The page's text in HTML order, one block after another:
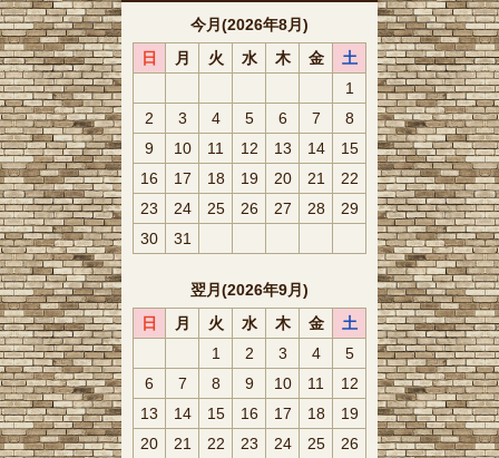
今月(2026年8月)
日
月 火 水 木 金
土
1
2
3 4 5 6 7
8
9
10 11 12 13 14
15
16
17 18 19 20 21
22
23
24 25 26 27 28
29
30
31
翌月(2026年9月)
日
月 火 水 木 金
土
1
2 3 4
5
6
7 8 9 10 11
12
13
14 15 16 17 18
19
20
21 22 23 24 25 26